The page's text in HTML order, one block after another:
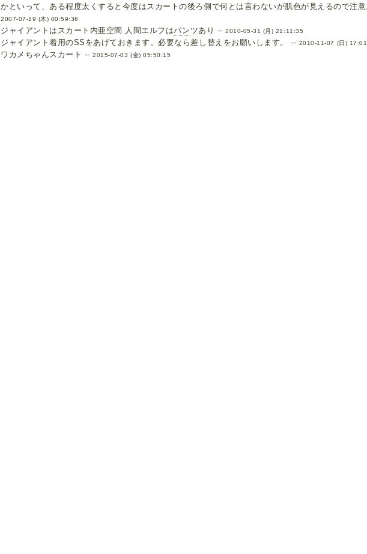
かといって、ある程度太くすると今度はスカートの後ろ側で何とは言わないが肌色が見えるので注
2007-07-19 (木) 00:59:36
ジャイアントはスカート内亜空間 人間エルフはパン ツあり --2010-05-31 (月) 21:11:35
ジャイアント着用のSSをあげておきます。必要なら差し替えをお願いします。 -- 2010-11-07 (日)
ワカメちゃんスカート --2015-07-03 (金) 05:50:15